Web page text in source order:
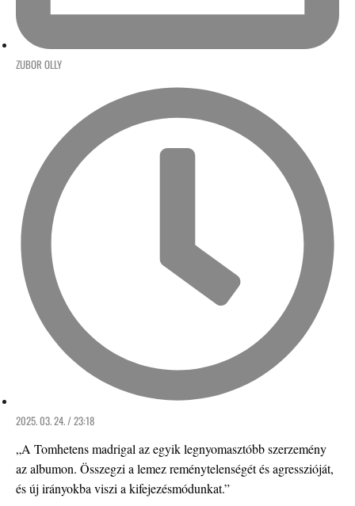
ZUBOR OLLY
2025. 03. 24. / 23:18
„A Tomhetens madrigal az egyik legnyomasztóbb szerzemény
az albumon. Összegzi a lemez reménytelenségét és agresszióját,
és új irányokba viszi a kifejezésmódunkat.”